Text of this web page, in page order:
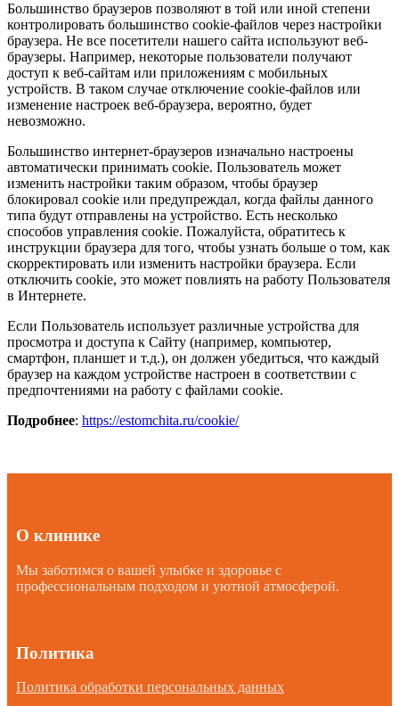
Большинство браузеров позволяют в той или иной степени
контролировать большинство cookie-файлов через настройки
браузера. Не все посетители нашего сайта используют веб-
браузеры. Например, некоторые пользователи получают
доступ к веб-сайтам или приложениям с мобильных
устройств. В таком случае отключение cookie-файлов или
изменение настроек веб-браузера, вероятно, будет
невозможно.
Большинство интернет-браузеров изначально настроены
автоматически принимать cookie. Пользователь может
изменить настройки таким образом, чтобы браузер
блокировал cookie или предупреждал, когда файлы данного
типа будут отправлены на устройство. Есть несколько
способов управления cookie. Пожалуйста, обратитесь к
инструкции браузера для того, чтобы узнать больше о том, как
скорректировать или изменить настройки браузера. Если
отключить cookie, это может повлиять на работу Пользователя
в Интернете.
Если Пользователь использует различные устройства для
просмотра и доступа к Сайту (например, компьютер,
смартфон, планшет и т.д.), он должен убедиться, что каждый
браузер на каждом устройстве настроен в соответствии с
предпочтениями на работу с файлами cookie.
Подробнее: https://estomchita.ru/cookie/
О клинике
Мы заботимся о вашей улыбке и здоровье с
профессиональным подходом и уютной атмосферой.
Политика
Политика обработки персональных данных